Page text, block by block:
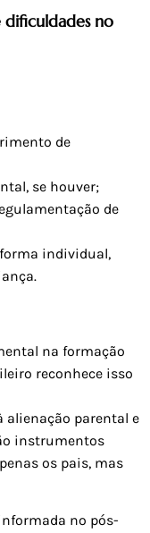
no
de
se houver;
de
individual,
na formação
reconhece isso
alienação parental e
instrumentos
os pais, mas
no pós-